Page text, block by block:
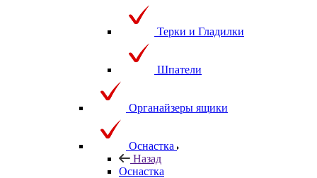
Терки и Гладилки
Шпатели
Органайзеры ящики
Оснастка
Назад
Оснастка